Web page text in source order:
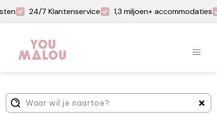
24/7 Klantenservice 1,3 miljoen+ accommodaties